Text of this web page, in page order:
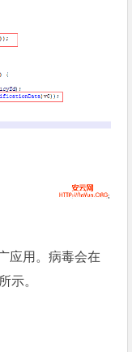
应用。病毒会在
示。